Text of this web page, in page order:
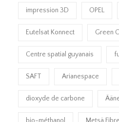
impression 3D OPEL
Eutelsat Konnect Green
Centre spatial guyanais
SAFT Arianespace
dioxyde de carbone
bio-méthanol Metsä Fibre